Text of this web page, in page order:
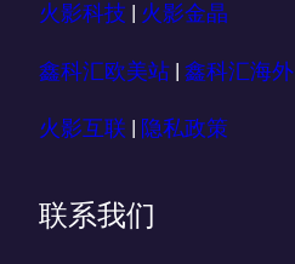
火影科技 火影金晶
鑫科汇欧美站 | 鑫科汇海外
火影互联 隐私政策
联系我们